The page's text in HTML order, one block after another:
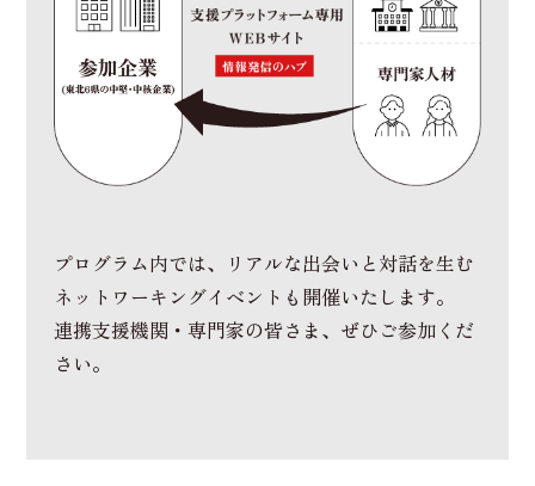
プログラム内では、リアルな出会いと対話を生む
ネットワーキングイベントも開催いたします。
連携支援機関・専門家の皆さま、ぜひご参加くだ
さい。